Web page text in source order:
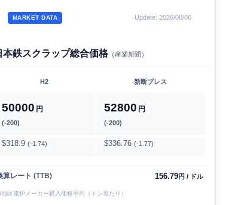
MARKET DATA Update: 2026/08/06
本鉄スクラップ総合価格（産業新聞）
H2 新断プレス
50000 円
(-200)
52800 円
(-200)
$318.9 (-1.74) $336.76 (-1.77)
算レート (TTB) 156.79円 / ドル
区電炉メーカー購入価格平均（トン当たり）